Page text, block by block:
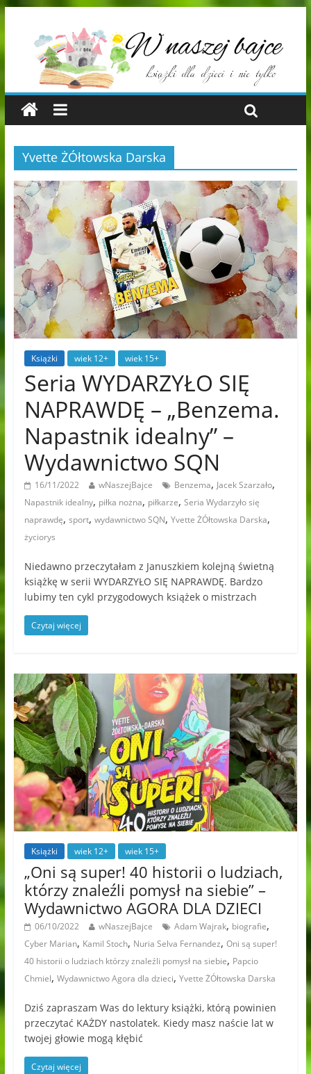
Yvette ŻÓłtowska Darska
Książki wiek 12+ wiek 15+
Seria WYDARZYŁO SIĘ
NAPRAWDĘ – „Benzema.
Napastnik idealny” –
Wydawnictwo SQN
16/11/2022 wNaszejBajce Benzema, Jacek Szarzało,
Napastnik idealny, piłka nożna, piłkarze, Seria Wydarzyło się
naprawdę, sport, wydawnictwo SQN, Yvette ŻÓłtowska Darska,
życiorys
Niedawno przeczytałam z Januszkiem kolejną świetną
książkę w serii WYDARZYŁO SIĘ NAPRAWDĘ. Bardzo
lubimy ten cykl przygodowych książek o mistrzach
Czytaj więcej
Książki wiek 12+ wiek 15+
„Oni są super! 40 historii o ludziach,
którzy znaleźli pomysł na siebie” –
Wydawnictwo AGORA DLA DZIECI
06/10/2022 wNaszejBajce Adam Wajrak, biografie,
Cyber Marian, Kamil Stoch, Nuria Selva Fernandez, Oni są super!
40 historii o ludziach którzy znaleźli pomysł na siebie, Papcio
Chmiel, Wydawnictwo Agora dla dzieci, Yvette ŻÓłtowska Darska
Dziś zapraszam Was do lektury książki, którą powinien
przeczytać KAŻDY nastolatek. Kiedy masz naście lat w
twojej głowie mogą kłębić
Czytaj więcej